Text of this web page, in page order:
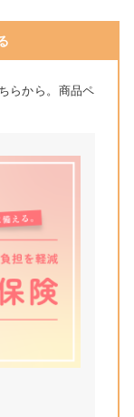
らから。商品ペ